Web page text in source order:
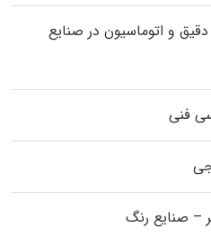
و اتوماسیون در صنایع
فنی
– صنایع رنگ